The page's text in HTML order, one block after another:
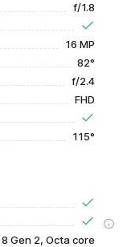
f/1.8
16 MP
82°
f/2.4
FHD
115°
Gen 2, Octa core